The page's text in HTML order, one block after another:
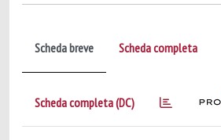
Scheda breve Scheda completa
Scheda completa (DC)